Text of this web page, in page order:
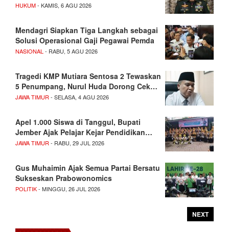
HUKUM- KAMIS, 6 AGU 2026
Mendagri Siapkan Tiga Langkah sebagai
Solusi Operasional Gaji Pegawai Pemda
NASIONAL - RABU, 5 AGU 2026
Tragedi KMP Mutiara Sentosa 2 Tewaskan
5 Penumpang, Nurul Huda Dorong Cek…
JAWA TIMUR - SELASA, 4 AGU 2026
Apel 1.000 Siswa di Tanggul, Bupati
Jember Ajak Pelajar Kejar Pendidikan…
JAWA TIMUR - RABU, 29 JUL 2026
Gus Muhaimin Ajak Semua Partai Bersatu
Sukseskan Prabowonomics
POLITIK- MINGGU, 26 JUL 2026
NEXT